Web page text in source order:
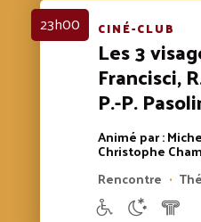
23h00 CINÉ-CLUB
Les 3
Francisci,
P.-P.
Animé par :
Christophe
Rencontre •